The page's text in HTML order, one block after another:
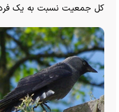
کل جمعیت نسبت به یک